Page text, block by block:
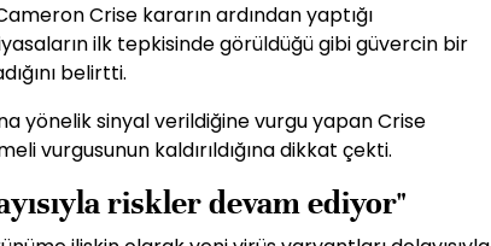
Crise kararın ardından yaptığı
ilk tepkisinde görüldüğü gibi güvercin bir
belirtti.
yönelik sinyal verildiğine vurgu yapan Crise
vurgusunun kaldırıldığına dikkat çekti.
riskler devam ediyor"